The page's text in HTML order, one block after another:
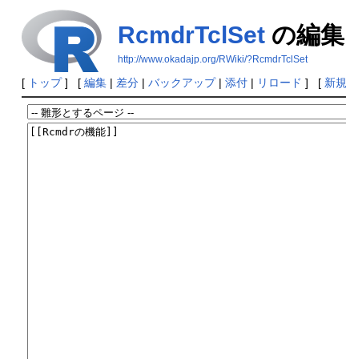
RcmdrTclSetの編集
http://www.okadajp.org/RWiki/?RcmdrTclSet
[ トップ] [ 編集| 差分| バックアップ| 添付| リロード ] [ 新規